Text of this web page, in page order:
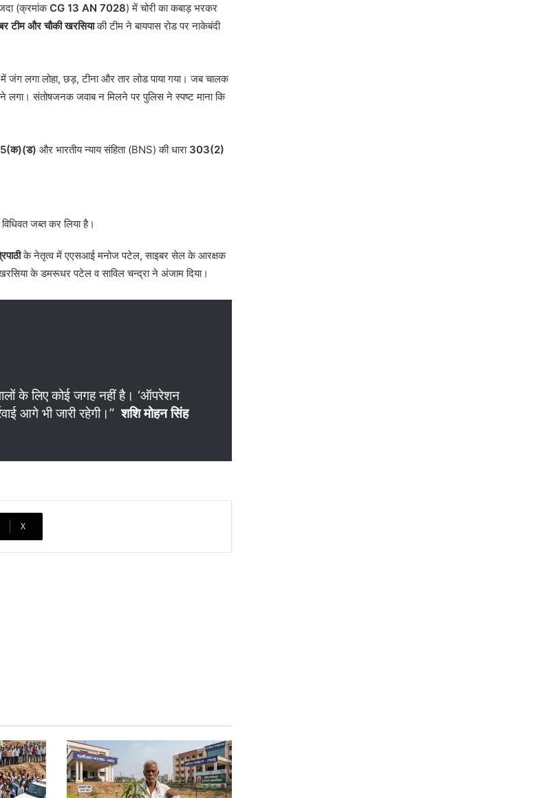
(क्रमांकCG 13 AN 7028) में चोरी का कबाड़ भरकर
टीम और चौकी खरसियाकी टीम ने बायपास रोड पर नाकेबंदी
जंग लगा लोहा, छड़, टीना और तार लोड पाया गया। जब चालक
लगा। संतोषजनक जवाब न मिलने पर पुलिस ने स्पष्ट माना कि
और भारतीय न्याय संहिता (BNS) की धारा 303(2)
जब्त कर लिया है।
के नेतृत्व में एएसआई मनोज पटेल, साइबर सेल के आरक्षक
के डमरूधर पटेल व साविल चन्द्रा ने अंजाम दिया।
के लिए कोई जगह नहीं है। ‘ऑपरेशन
आगे भी जारी रहेगी।”शशि मोहन सिंह
X